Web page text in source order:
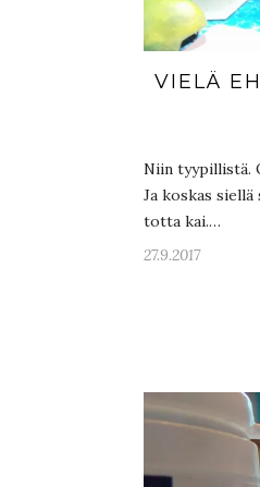
VIELÄ
Niin tyypillistä.
Ja koskas
totta kai.…
27.9.2017